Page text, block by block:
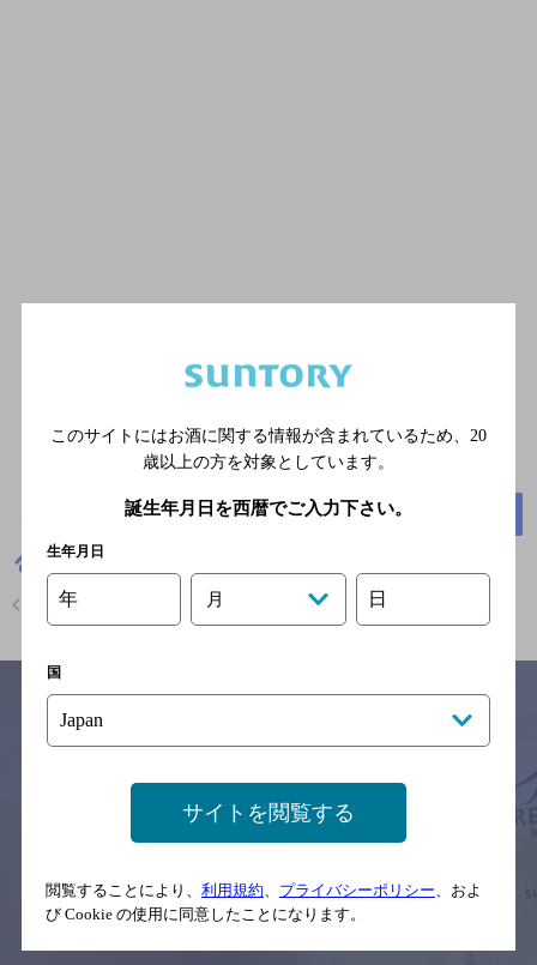
鳥取県米子市角盤町２－１４－２ Ｅビル１Ｆ
鳥取県
店舗トップに戻る
※それぞれのお店のメニューや営業時間などの掲載情報については、
予告なしに変更されることがありますので、
念のためお店にご確認の上ご来店くださいますようお願い申し上げま
情報提供：ぐるなび
このサイトにはお酒に関する情報が含まれているため、 20
歳以上の方を対象としています。
誕生年月日を西暦でご入力下さい。
生年月日
年 月 日
国
サイトを閲覧する
閲覧することにより、 利用規約 プライバシーポリシー 、およ
び Cookie の使用に同意したことになります。